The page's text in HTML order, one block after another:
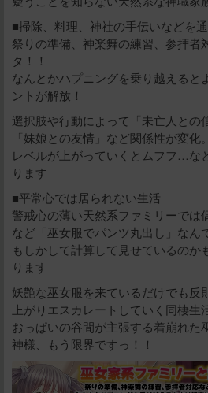
■掃除、料理、神社の手伝いなどを
祭りの準備、神楽舞の練習、参拝者
タ！！
なんとかハプニングを乗り越えると
ントが解放！
選択肢や行動によって「未亡人との
「妹娘との友情」など関係性が変化。
レベルが上がっていくとムフフ…な
ります
■平常心では居られない生活
警戒心の薄い天然系ファミリーでは
など「巫女服でパンツ丸出し」なん
もしかして計算して見せているの
ります
妖艶な巫女服を来ているだけでも反
上がりエスカレートしていく同棲生
おっぱいの谷間が主張する着崩れた
神様、もう限界ですっ！！